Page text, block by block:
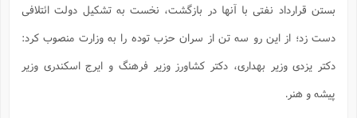
بستن قرارداد نفتی با آنها در بازگشت، نخست به تشکیل دولت ائتلافی
دست زد؛ از این رو سه تن از سران حزب توده را به وزارت منصوب کرد:
دکتر یزدی وزیر بهداری، دکتر کشاورز وزیر فرهنگ و ایرج اسکندری وزیر
پیشه و هنر.